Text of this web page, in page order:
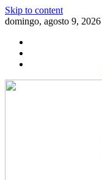
Skip to content
domingo, agosto 9, 2026